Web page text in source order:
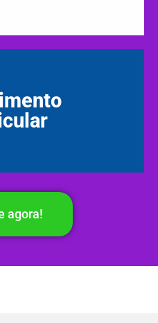
agora!